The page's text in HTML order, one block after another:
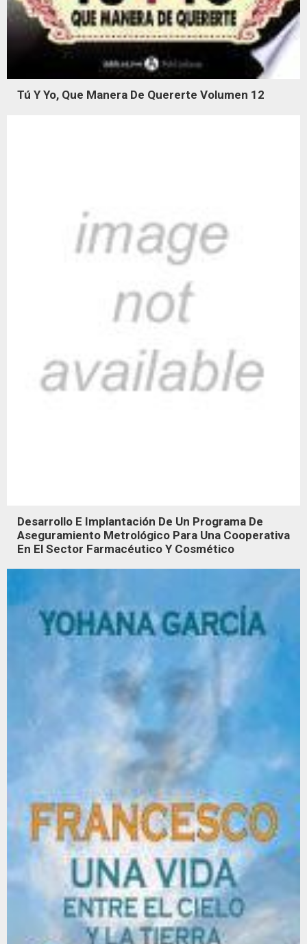
Tú Y Yo, Que Manera De Quererte Volumen 12
Desarrollo E Implantación De Un Programa De
Aseguramiento Metrológico Para Una Cooperativa
En El Sector Farmacéutico Y Cosmético